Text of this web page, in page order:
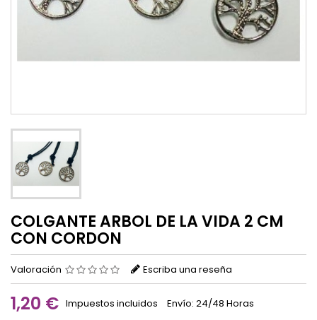
COLGANTE ARBOL DE LA VIDA 2 CM
CON CORDON
Valoración Escriba una reseña
1,20 € Impuestos incluidos Envío: 24/48 Horas